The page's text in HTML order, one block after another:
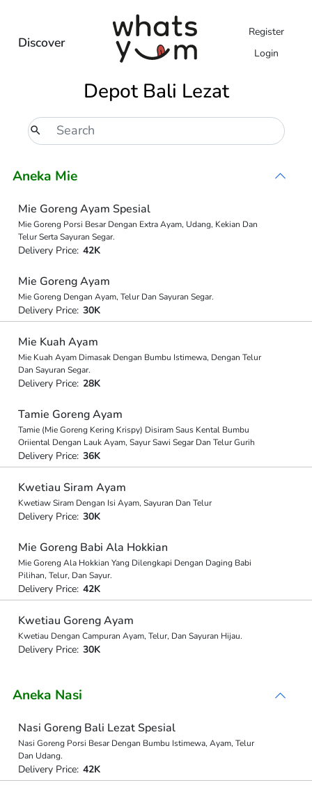
Discover
Register
Login
Depot Bali Lezat
Aneka Mie
Mie Goreng Ayam Spesial
Mie Goreng Porsi Besar Dengan Extra Ayam, Udang, Kekian Dan
Telur Serta Sayuran Segar.
Delivery Price: 42K
Mie Goreng Ayam
Mie Goreng Dengan Ayam, Telur Dan Sayuran Segar.
Delivery Price: 30K
Mie Kuah Ayam
Mie Kuah Ayam Dimasak Dengan Bumbu Istimewa, Dengan Telur
Dan Sayuran Segar.
Delivery Price: 28K
Tamie Goreng Ayam
Tamie (Mie Goreng Kering Krispy) Disiram Saus Kental Bumbu
Oriiental Dengan Lauk Ayam, Sayur Sawi Segar Dan Telur Gurih
Delivery Price: 36K
Kwetiau Siram Ayam
Kwetiaw Siram Dengan Isi Ayam, Sayuran Dan Telur
Delivery Price: 30K
Mie Goreng Babi Ala Hokkian
Mie Goreng Ala Hokkian Yang Dilengkapi Dengan Daging Babi
Pilihan, Telur, Dan Sayur.
Delivery Price: 42K
Kwetiau Goreng Ayam
Kwetiau Dengan Campuran Ayam, Telur, Dan Sayuran Hijau.
Delivery Price: 30K
Aneka Nasi
Nasi Goreng Bali Lezat Spesial
Nasi Goreng Porsi Besar Dengan Bumbu Istimewa, Ayam, Telur
Dan Udang.
Delivery Price: 42K